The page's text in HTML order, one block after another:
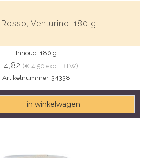
Venturino, 180 g
Inhoud: 180 g
4,82 (€ 4,50 excl. BTW)
Artikelnummer: 34338
in winkelwagen